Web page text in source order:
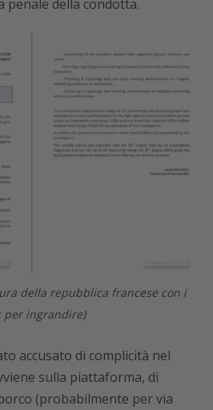
penale della condotta.
per ingrandire)
accusato di complicità nel
sulla piattaforma, di
(probabilmente per via